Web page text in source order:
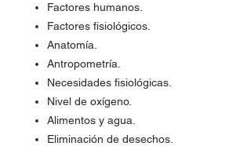
Factores humanos.
Factores fisiológicos.
Anatomía.
Antropometría.
Necesidades fisiológicas.
Nivel de oxígeno.
Alimentos y agua.
Eliminación de desechos.